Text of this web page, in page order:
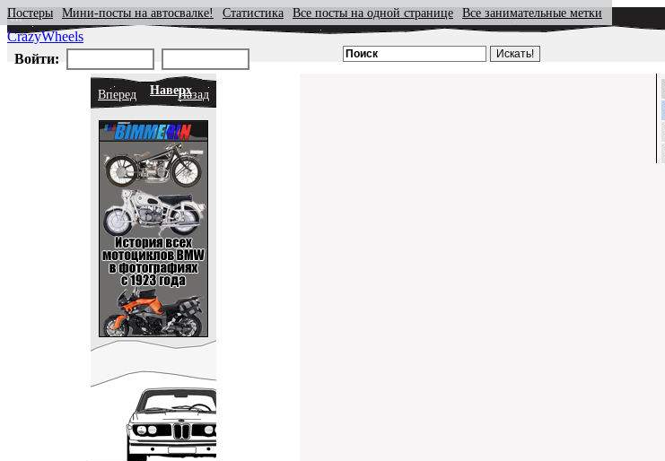
CrazyWheels
Постеры Мини-посты на автосвалке! Статистика Все посты на одной странице Все занимательные метки
Войти:
Вперед НаверхНазад